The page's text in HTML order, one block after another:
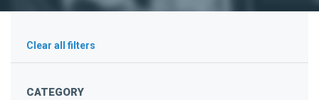
Clear all filters
CATEGORY